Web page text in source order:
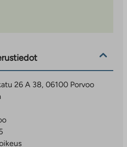
26 A 38, 06100 Porvoo